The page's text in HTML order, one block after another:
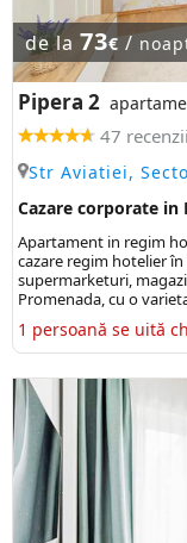
de la 73€/
Pipera 2
47 recenzii
Str Aviatiei,
Cazare corporate in
Apartament in regim
cazare regim hotelier
supermarketuri,
Promenada, cu o
1 persoană se uită